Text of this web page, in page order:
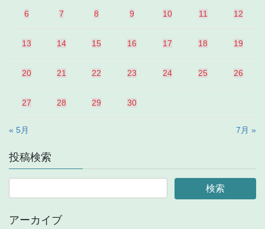
6 7 8 9 10 11 12
13 14 15 16 17 18 19
20 21 22 23 24 25 26
27 28 29 30
« 5月 7月 »
投稿検索
アーカイブ